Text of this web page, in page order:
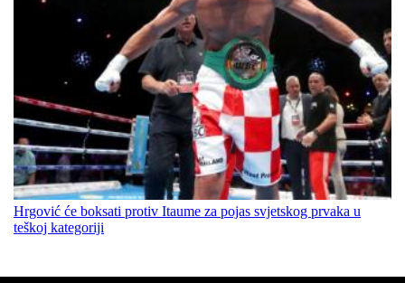
Hrgović će boksati protiv Itaume za pojas svjetskog prvaka u
teškoj kategoriji